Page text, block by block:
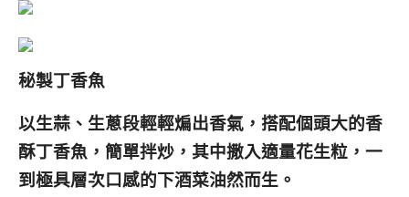
秘製丁香魚
以生蒜、生蔥段輕輕煸出香氣，搭配個頭大的香
酥丁香魚，簡單拌炒，其中撒入適量花生粒，一
到極具層次口感的下酒菜油然而生。